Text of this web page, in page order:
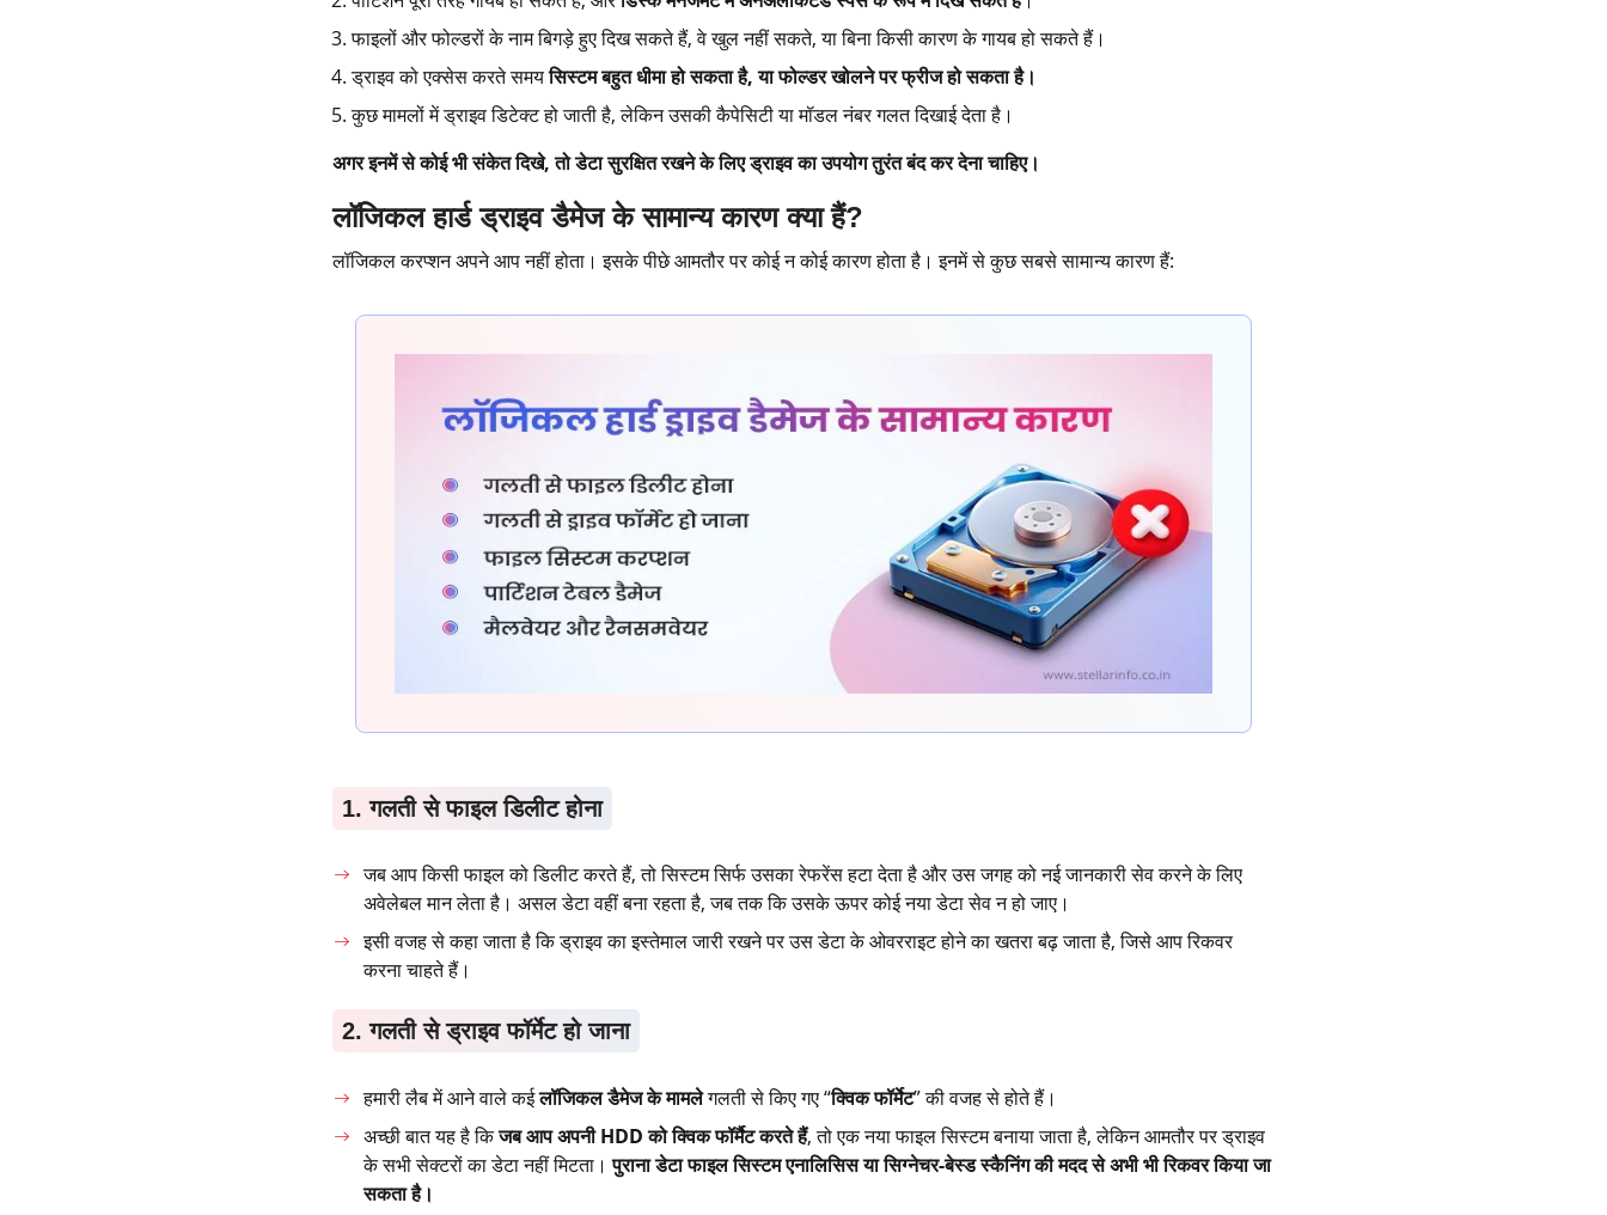
फाइलों और फोल्डरों के नाम बिगड़े हुए दिख सकते हैं, वे खुल नहीं सकते, या बिना किसी कारण के गायब हो सकते हैं।
ड्राइव को एक्सेस करते समयसिस्टम बहुत धीमा हो सकता है, या फोल्डर खोलने पर फ्रीज हो सकता है।
कुछ मामलों में ड्राइव डिटेक्ट हो जाती है, लेकिन उसकी कैपेसिटी या मॉडल नंबर गलत दिखाई देता है।
अगर इनमें से कोई भी संकेत दिखे, तो डेटा सुरक्षित रखने के लिए ड्राइव का उपयोग तुरंत बंद कर देना चाहिए।
लॉजिकल हार्ड ड्राइव डैमेज के सामान्य कारण क्या हैं?
लॉजिकल करप्शन अपने आप नहीं होता। इसके पीछे आमतौर पर कोई न कोई कारण होता है। इनमें से कुछ सबसे सामान्य कारण हैं:
1. गलती से फाइल डिलीट होना
जब आप किसी फाइल को डिलीट करते हैं, तो सिस्टम सिर्फ उसका रेफरेंस हटा देता है और उस जगह को नई जानकारी सेव करने के लिए
अवेलेबल मान लेता है। असल डेटा वहीं बना रहता है, जब तक कि उसके ऊपर कोई नया डेटा सेव न हो जाए।
इसी वजह से कहा जाता है कि ड्राइव का इस्तेमाल जारी रखने पर उस डेटा के ओवरराइट होने का खतरा बढ़ जाता है, जिसे आप रिकवर
करना चाहते हैं।
2. गलती से ड्राइव फॉर्मेट हो जाना
हमारी लैब में आने वाले कईलॉजिकल डैमेज के मामलेगलती से किए गए “क्विक फॉर्मेट” की वजह से होते हैं।
अच्छी बात यह है किजब आप अपनी HDD को क्विक फॉर्मैट करते हैं, तो एक नया फाइल सिस्टम बनाया जाता है, लेकिन आमतौर पर ड्राइव
के सभी सेक्टरों का डेटा नहीं मिटता।पुराना डेटा फाइल सिस्टम एनालिसिस या सिग्नेचर-बेस्ड स्कैनिंग की मदद से अभी भी रिकवर किया जा
सकता है।